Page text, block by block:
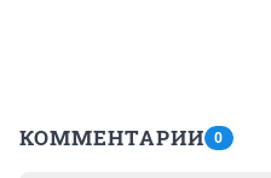
КОММЕНТАРИИ 0